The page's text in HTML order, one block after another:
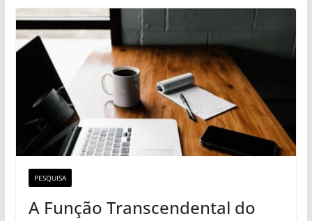
PESQUISA
A Função Transcendental do